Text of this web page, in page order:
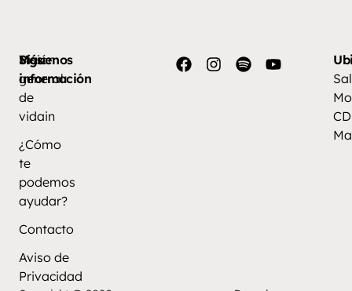
Más
información
Visión
general
de
vidain
¿Cómo
te
podemos
ayudar?
Contacto
Aviso de
Privacidad
Síguenos